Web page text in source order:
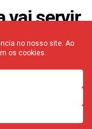
vai servir
no dia 24